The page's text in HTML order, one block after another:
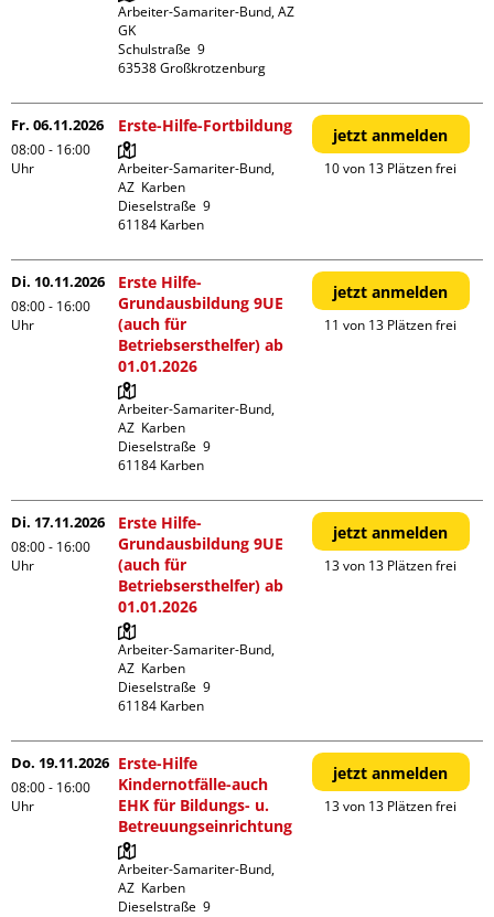
Arbeiter-Samariter-Bund, AZ
GK
Schulstraße  9
Fr. 06.11.2026
08:00 - 16:00
Uhr
Erste-Hilfe-Fortbildung
Arbeiter-Samariter-Bund,
AZ  Karben
Dieselstraße  9
jetzt anmelden
10 von 13 Plätzen frei
Di. 10.11.2026
08:00 - 16:00
Uhr
Erste Hilfe-
Grundausbildung 9UE
(auch für
Betriebsersthelfer) ab
01.01.2026
Arbeiter-Samariter-Bund,
AZ  Karben
Dieselstraße  9
jetzt anmelden
11 von 13 Plätzen frei
Di. 17.11.2026
08:00 - 16:00
Uhr
Erste Hilfe-
Grundausbildung 9UE
(auch für
Betriebsersthelfer) ab
01.01.2026
Arbeiter-Samariter-Bund,
AZ  Karben
Dieselstraße  9
jetzt anmelden
13 von 13 Plätzen frei
Do. 19.11.2026
08:00 - 16:00
Uhr
Erste-Hilfe
Kindernotfälle-auch
EHK für Bildungs- u.
Betreuungseinrichtung
Arbeiter-Samariter-Bund,
AZ  Karben
Dieselstraße  9
jetzt anmelden
13 von 13 Plätzen frei